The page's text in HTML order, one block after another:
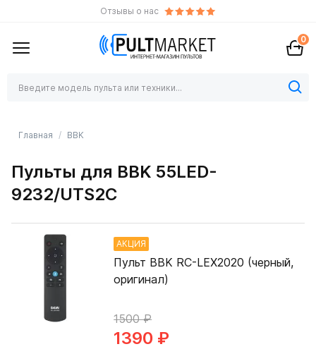
Отзывы о нас
0
Главная BBK
Пульты для BBK 55LED-
9232/UTS2C
АКЦИЯ
Пульт BBK RC-LEX2020 (черный,
оригинал)
1500 ₽
1390 ₽